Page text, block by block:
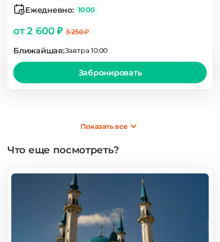
Ежедневно: 10:00
от 2 600 ₽3 250 ₽
Ближайшая:Завтра 10:00
Забронировать
Показать все
Что еще посмотреть?